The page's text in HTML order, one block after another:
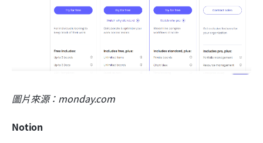
圖片來源：monday.com
Notion